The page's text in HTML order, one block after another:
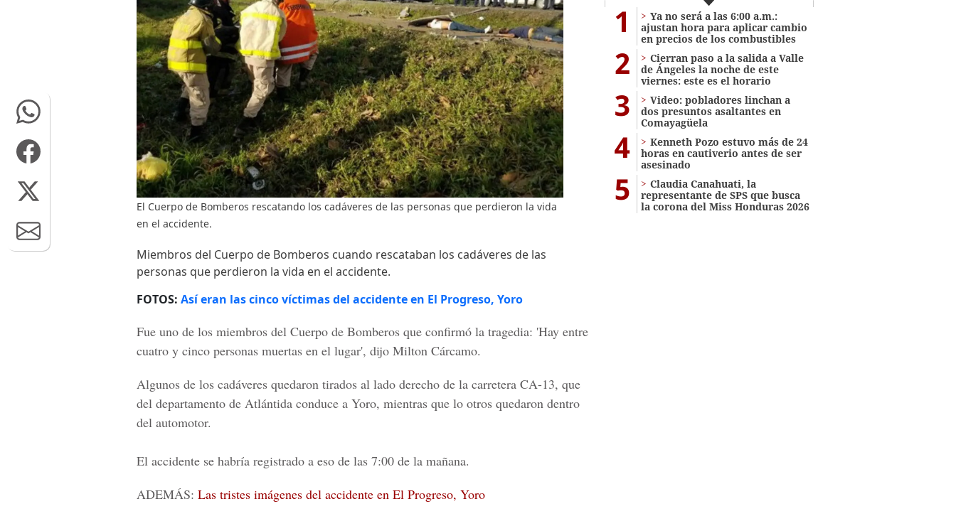
El Cuerpo de Bomberos rescatando los cadáveres de las personas que perdieron la vida
en el accidente.
Miembros del Cuerpo de Bomberos cuando rescataban los cadáveres de las
personas que perdieron la vida en el accidente.
FOTOS: Así eran las cinco víctimas del accidente en El Progreso, Yoro
Fue uno de los miembros del Cuerpo de Bomberos que confirmó la tragedia: 'Hay entre
cuatro y cinco personas muertas en el lugar', dijo Milton Cárcamo.
Algunos de los cadáveres quedaron tirados al lado derecho de la carretera CA-13, que
del departamento de Atlántida conduce a Yoro, mientras que lo otros quedaron dentro
del automotor.
El accidente se habría registrado a eso de las 7:00 de la mañana.
ADEMÁS: Las tristes imágenes del accidente en El Progreso, Yoro
1
Ya no será a las 6:00 a.m.:
ajustan hora para aplicar cambio
en precios de los combustibles
2
Cierran paso a la salida a Valle
de Ángeles la noche de este
viernes: este es el horario
3
Video: pobladores linchan a
dos presuntos asaltantes en
Comayagüela
4
Kenneth Pozo estuvo más de 24
horas en cautiverio antes de ser
asesinado
5
Claudia Canahuati, la
representante de SPS que busca
la corona del Miss Honduras 2026